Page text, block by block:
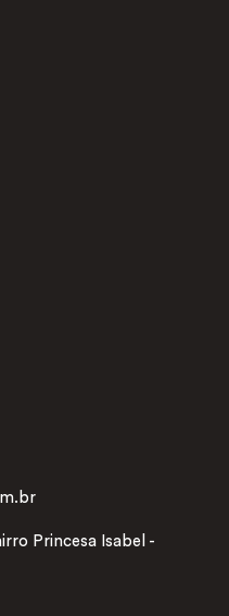
Princesa Isabel -